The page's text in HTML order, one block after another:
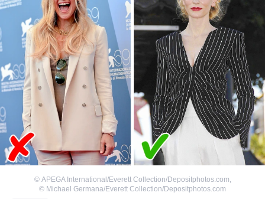
© APEGA International/Everett Collection/Depositphotos.com,
© Michael Germana/Everett Collection/Depositphotos.com